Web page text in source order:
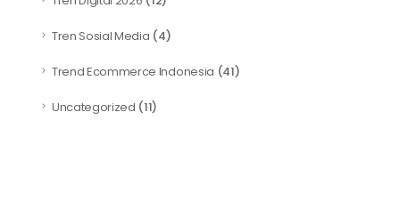
Tren Sosial Media (4)
Trend Ecommerce Indonesia (41)
Uncategorized (11)